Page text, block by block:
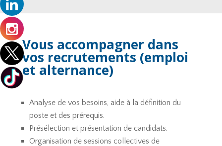
Vous accompagner dans
vos recrutements (emploi
et alternance)
Analyse de vos besoins, aide à la définition du
poste et des prérequis.
Présélection et présentation de candidats.
Organisation de sessions collectives de